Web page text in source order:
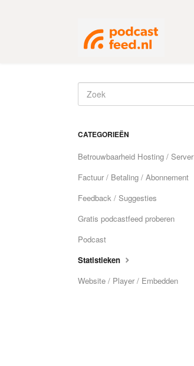
CATEGORIEËN
Betrouwbaarheid Hosting / Server
Factuur / Betaling / Abonnement
Feedback / Suggesties
Gratis podcastfeed proberen
Podcast
Statistieken
Website / Player / Embedden